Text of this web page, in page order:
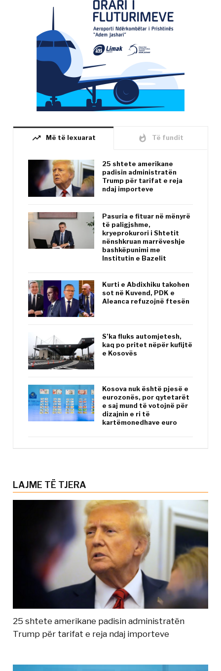
trending_up Më të lexuarat whatshot Të fundit
25 shtete amerikane
padisin administratën
Trump për tarifat e reja
ndaj importeve
Pasuria e fituar në mënyrë
të paligjshme,
kryeprokurori i Shtetit
nënshkruan marrëveshje
bashkëpunimi me
Institutin e Bazelit
Kurti e Abdixhiku takohen
sot në Kuvend, PDK e
Aleanca refuzojnë ftesën
S’ka fluks automjetesh,
kaq po pritet nëpër kufijtë
e Kosovës
Kosova nuk është pjesë e
eurozonës, por qytetarët
e saj mund të votojnë për
dizajnin e ri të
kartëmonedhave euro
LAJME TË TJERA
25 shtete amerikane padisin administratën
Trump për tarifat e reja ndaj importeve